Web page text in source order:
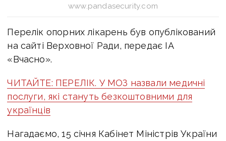
www.pandasecurity.com
Перелік опорних лікарень був опублікований
на сайті Верховної Ради, передає ІА
«Вчасно».
ЧИТАЙТЕ: ПЕРЕЛІК. У МОЗ назвали медичні
послуги, які стануть безкоштовними для
українців
Нагадаємо, 15 січня Кабінет Міністрів України